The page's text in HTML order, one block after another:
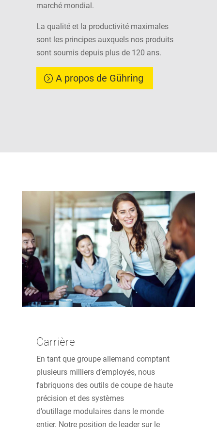
marché mondial.
La qualité et la productivité maximales
sont les principes auxquels nos produits
sont soumis depuis plus de 120 ans.
A propos de Gühring
Carrière
En tant que groupe allemand comptant
plusieurs milliers d’employés, nous
fabriquons des outils de coupe de haute
précision et des systèmes
d’outillage modulaires dans le monde
entier. Notre position de leader sur le